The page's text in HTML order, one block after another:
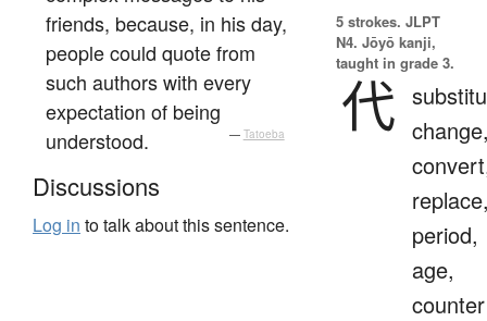
friends, because, in his day,
people could quote from
such authors with every
expectation of being
understood.
— Tatoeba
Discussions
Log in to talk about this sentence.
5 strokes. JLPT
N4. Jōyō kanji,
taught in grade 3.
代
period,
age,
counter